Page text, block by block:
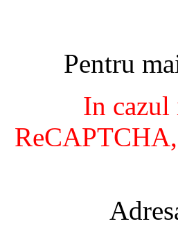
Pentru
In